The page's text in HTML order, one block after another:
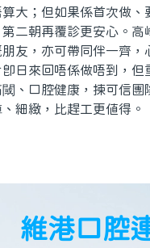
大；但如果係首次做
二朝再覆診更安心。高
友，亦可帶同伴一齊，
來回唔係做唔到，但
、口腔健康，揀可信
細緻，比趕工更值得。
維港口腔